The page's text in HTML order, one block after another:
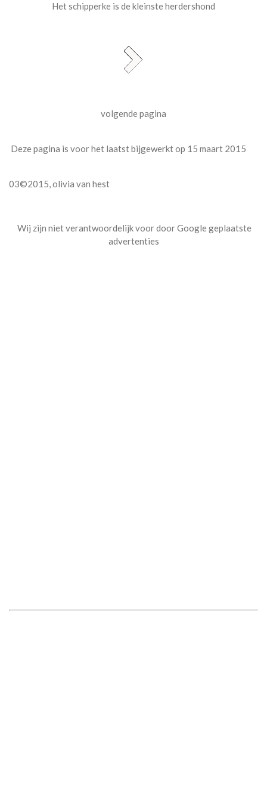
Het schipperke is de kleinste herdershond
volgende pagina
Deze pagina is voor het laatst bijgewerkt op 15 maart 2015
03©2015, olivia van hest
Wij zijn niet verantwoordelijk voor door Google geplaatste
advertenties